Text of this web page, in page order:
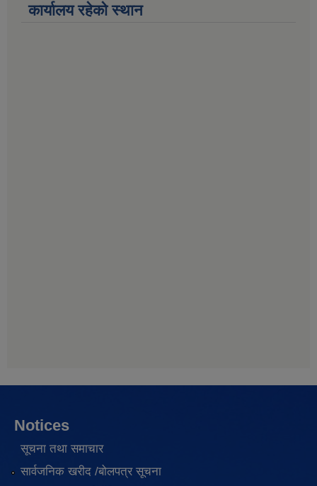
कार्यालय रहेको स्थान
Notices
सूचना तथा समाचार
सार्वजनिक खरीद /बोलपत्र सूचना